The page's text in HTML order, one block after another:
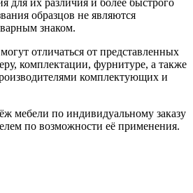
образцов не являются
знаком.
отличаться от представленных
комплектации, фурнитуре, а также
комплектующих и
мебели по индивидуальному заказу
по возможности её применения.